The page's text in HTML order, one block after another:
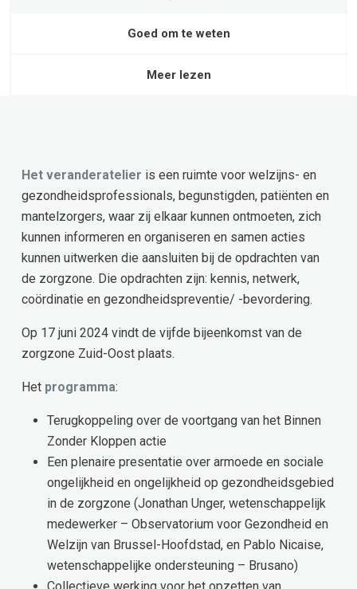
Goed om te weten
Meer lezen
Het veranderatelier is een ruimte voor welzijns- en
gezondheidsprofessionals, begunstigden, patiënten en
mantelzorgers, waar zij elkaar kunnen ontmoeten, zich
kunnen informeren en organiseren en samen acties
kunnen uitwerken die aansluiten bij de opdrachten van
de zorgzone. Die opdrachten zijn: kennis, netwerk,
coördinatie en gezondheidspreventie/ -bevordering.
Op 17 juni 2024 vindt de vijfde bijeenkomst van de
zorgzone Zuid-Oost plaats.
Het programma:
Terugkoppeling over de voortgang van het Binnen
Zonder Kloppen actie
Een plenaire presentatie over armoede en sociale
ongelijkheid en ongelijkheid op gezondheidsgebied
in de zorgzone (Jonathan Unger, wetenschappelijk
medewerker – Observatorium voor Gezondheid en
Welzijn van Brussel-Hoofdstad, en Pablo Nicaise,
wetenschappelijke ondersteuning – Brusano)
Collectieve werking voor het opzetten van